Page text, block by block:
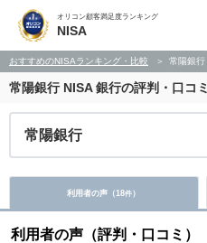
オリコン顧客満足度ランキング
NISA
おすすめのNISAランキング・比較 常陽銀行
常陽銀行NISA 銀行の評判・口コミ
常陽銀行
利用者の声（18件）
利用者の声（評判・口コミ）